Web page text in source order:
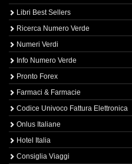
Libri Best Sellers
Ricerca Numero Verde
Numeri Verdi
Info Numero Verde
Pronto Forex
Farmaci & Farmacie
Codice Univoco Fattura Elettronica
Onlus Italiane
Hotel Italia
Consiglia Viaggi